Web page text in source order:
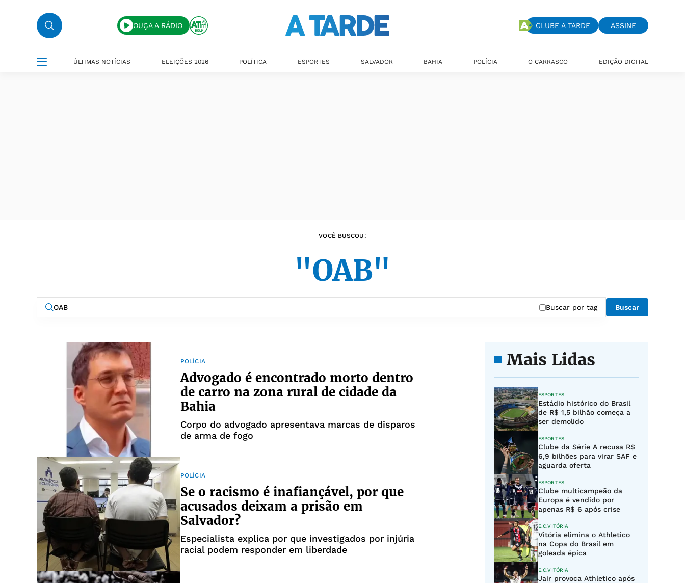
OUÇA A RÁDIO CLUBE A TARDE ASSINE
ÚLTIMAS NOTÍCIAS ELEIÇÕES 2026 POLÍTICA ESPORTES SALVADOR BAHIA POLÍCIA O CARRASCO EDIÇÃO DIGITAL
VOCÊ BUSCOU:
"OAB"
Buscar por tag Buscar
POLÍCIA
Advogado é encontrado morto dentro
de carro na zona rural de cidade da
Bahia
Corpo do advogado apresentava marcas de disparos
de arma de fogo
POLÍCIA
Se o racismo é inafiançável, por que
acusados deixam a prisão em
Salvador?
Especialista explica por que investigados por injúria
racial podem responder em liberdade
Mais Lidas
ESPORTES
Estádio histórico do Brasil
de R$ 1,5 bilhão começa a
ser demolido
ESPORTES
Clube da Série A recusa R$
6,9 bilhões para virar SAF e
aguarda oferta
ESPORTES
Clube multicampeão da
Europa é vendido por
apenas R$ 6 após crise
E.C.VITÓRIA
Vitória elimina o Athletico
na Copa do Brasil em
goleada épica
E.C.VITÓRIA
Jair provoca Athletico após